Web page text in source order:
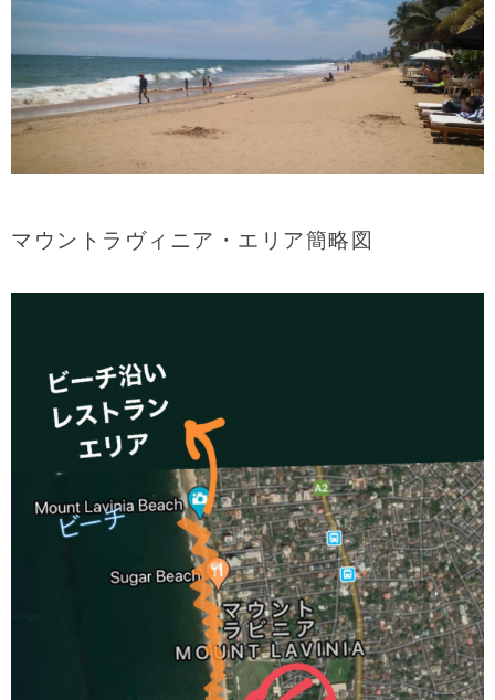
マウントラヴィニア・エリア簡略図